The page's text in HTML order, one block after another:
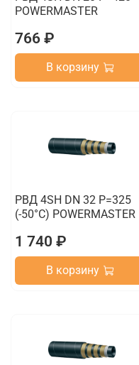
POWERMASTER
766 ₽
В корзину
РВД 4SH DN 32 P=325
(-50°C) POWERMASTER
1 740 ₽
В корзину